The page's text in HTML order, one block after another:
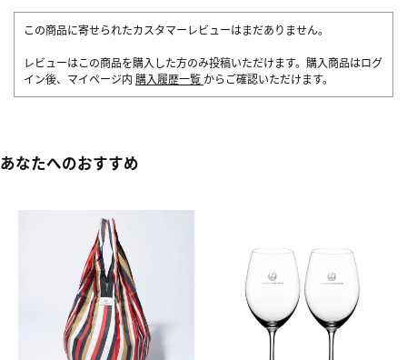
この商品に寄せられたカスタマーレビューはまだありません。
レビューはこの商品を購入した方のみ投稿いただけます。購入商品はログ
イン後、マイページ内 購入履歴一覧 からご確認いただけます。
あなたへのおすすめ